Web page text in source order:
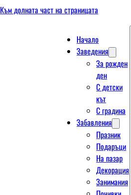
Към долната част на страницата
Начало
Заведения
За рожден
ден
С детски
кът
С градина
Забавления
Празник
Подаръци
На пазар
Декорация
Занимания